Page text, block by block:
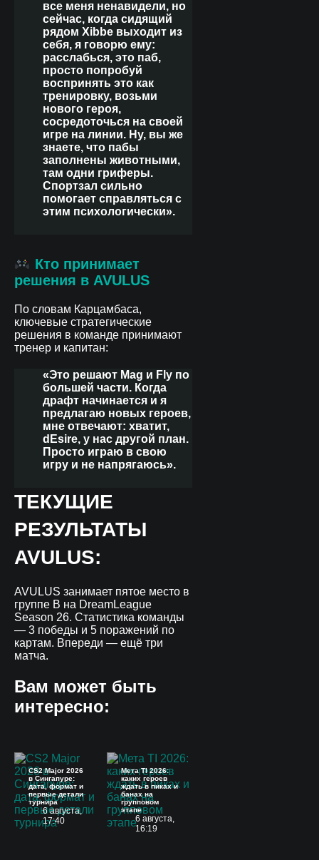
все меня ненавидели, но
сейчас, когда сидящий
рядом Xibbe выходит из
себя, я говорю ему:
расслабься, это паб,
просто попробуй
воспринять это как
тренировку, возьми
нового героя,
сосредоточься на своей
игре на линии. Ну, вы же
знаете, что пабы
заполнены животными,
там одни гриферы.
Спортзал сильно
помогает справляться с
этим психологически».
Кто принимает
решения в AVULUS
По словам Карцамбаса,
ключевые стратегические
решения в команде принимают
тренер и капитан:
«Это решают Mag и Fly по
большей части. Когда
драфт начинается и я
предлагаю новых героев,
мне отвечают: хватит,
dEsire, у нас другой план.
Просто играю в свою
игру и не напрягаюсь».
ТЕКУЩИЕ
РЕЗУЛЬТАТЫ
AVULUS:
AVULUS занимает пятое место в
группе B на DreamLeague
Season 26. Статистика команды
— 3 победы и 5 поражений по
картам. Впереди — ещё три
матча.
Вам может быть
интересно:
CS2 Major 2026
в Сингапуре:
дата, формат и
первые детали
турнира
6 августа,
17:40
Мета TI 2026:
каких героев
ждать в пиках и
банах на
групповом
этапе
6 августа,
16:19